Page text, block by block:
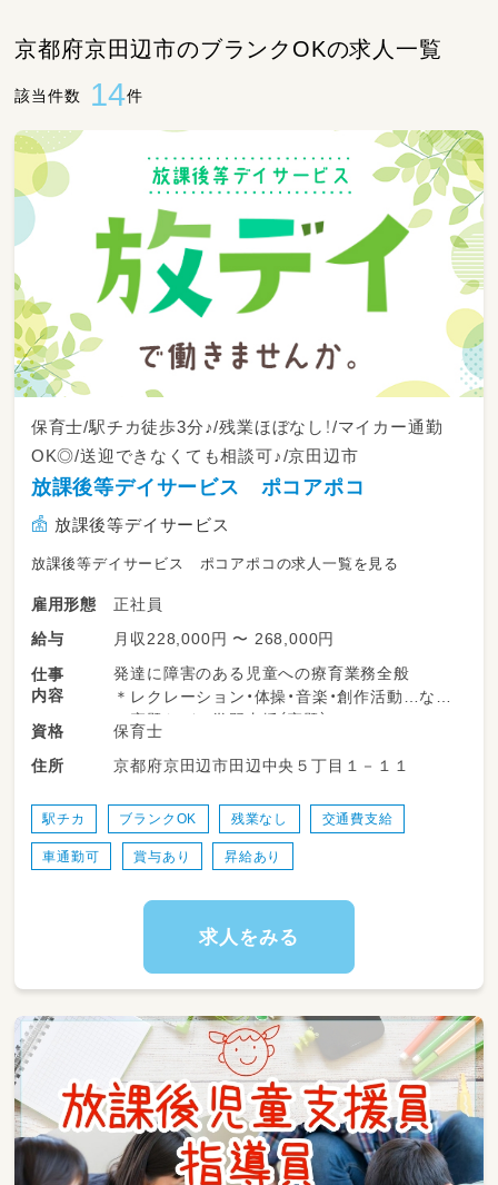
京都府京田辺市のブランクOKの求人一覧
該当件数 14件
保育士/駅チカ徒歩3分♪/残業ほぼなし！/マイカー通勤
OK◎/送迎できなくても相談可♪/京田辺市
放課後等デイサービス ポコアポコ
放課後等デイサービス
放課後等デイサービス ポコアポコの求人一覧を見る
雇用形態
正社員
給与
月収228,000円 〜 268,000円
仕事
内容
発達に障害のある児童への療育業務全般
＊レクレーション・体操・音楽・創作活動…など
＊宿題などの学習支援（宿題）
＊連絡帳などの記入
＊児童の送迎
資格
保育士
住所
京都府京田辺市田辺中央５丁目１－１１
駅チカ ブランクOK 残業なし 交通費支給
車通勤可 賞与あり 昇給あり
求人をみる